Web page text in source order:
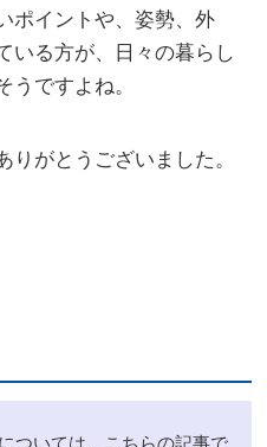
ポイントや、姿勢、外
いる方が、日々の暮らし
ですよね。
がとうございました。
ついては、こちらの記事で